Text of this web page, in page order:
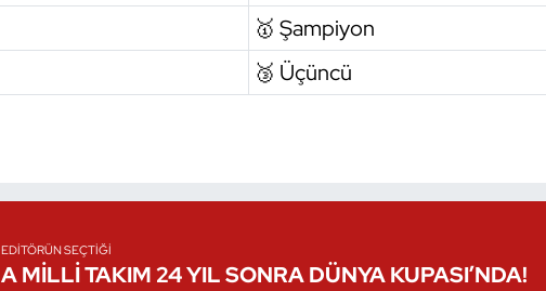
🥇 Şampiyon
🥉 Üçüncü
EDITÖRÜN SEÇTIĞI
A MİLLİ TAKIM 24 YIL SONRA DÜNYA KUPASI’NDA!